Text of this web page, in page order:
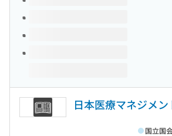
日本医療マネジメ
国立国